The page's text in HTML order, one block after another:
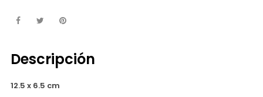
Descripción
12.5 x 6.5 cm